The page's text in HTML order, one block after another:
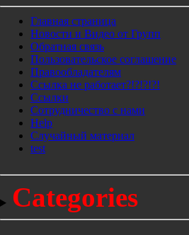
Главная страница
Новости и Видео от Групп
Обратная связь
Пользовательское соглашение
Правообладателям
Ссылка не работает?!?!?!?!
Ссылки
Сотрудничество с нами
Help
Cлучайный материал
test
Categories